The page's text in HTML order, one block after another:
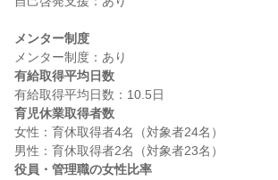
メンター制度
有給取得平均日数
育児休業取得者数
女性：育休取得者4名（対象者24名）
役員・管理職の女性比率